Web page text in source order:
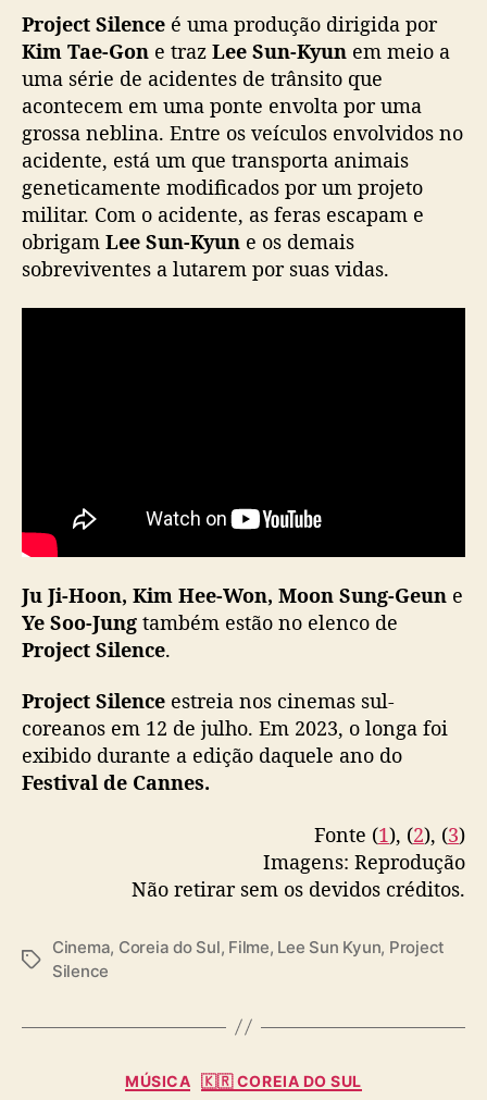
i
l
m
e
c
o
m
L
e
S
u
t
r
a
o
s
c
a
s
a
a
Project Silence é uma produção dirigida por
Kim Tae-Gon e traz Lee Sun-Kyun em meio a
uma série de acidentes de trânsito que
acontecem em uma ponte envolta por uma
grossa neblina. Entre os veículos envolvidos no
acidente, está um que transporta animais
geneticamente modificados por um projeto
militar. Com o acidente, as feras escapam e
obrigam Lee Sun-Kyun e os demais
sobreviventes a lutarem por suas vidas.
Ju Ji-Hoon, Kim Hee-Won, Moon Sung-Geun e
Ye Soo-Jung também estão no elenco de
Project Silence.
Project Silence estreia nos cinemas sul-
coreanos em 12 de julho. Em 2023, o longa foi
exibido durante a edição daquele ano do
Festival de Cannes.
Fonte (1), (2), (3)
Imagens: Reprodução
Não retirar sem os devidos créditos.
T
s
Cinema, Coreia do Sul, Filme, Lee Sun Kyun, Project
Silence
C
MÚSICA 🇰🇷 COREIA DO SUL